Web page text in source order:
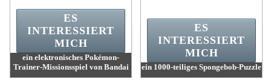
ein elektronisches Pokémon-
Trainer-Missionsspiel von Bandai
ES
INTERESSIERT
MICH
ein 1000-teiliges Spongebob-Puzzle
ES
INTERESSIERT
MICH